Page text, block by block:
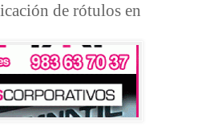
de rótulos en